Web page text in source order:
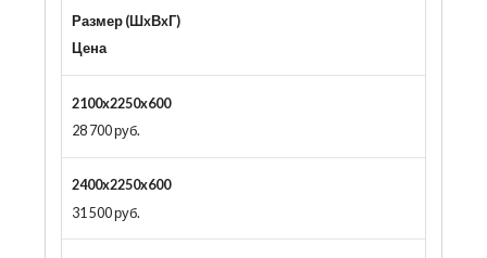
Размер (ШxВxГ)
Цена
2100x2250x600
28 700 руб.
2400x2250x600
31 500 руб.